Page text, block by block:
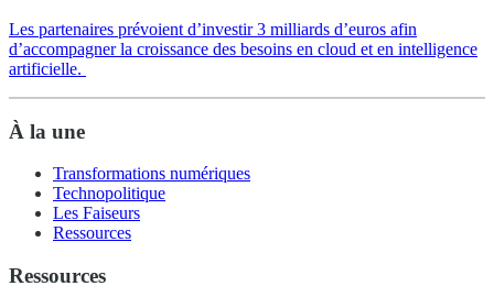
Les partenaires prévoient d’investir 3 milliards d’euros afin
d’accompagner la croissance des besoins en cloud et en intelligence
artificielle.
À la une
Transformations numériques
Technopolitique
Les Faiseurs
Ressources
Ressources